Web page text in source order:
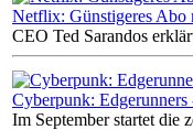
Netflix: Günstigeres Abo
CEO Ted Sarandos
Cyberpunk:
Im September startet die